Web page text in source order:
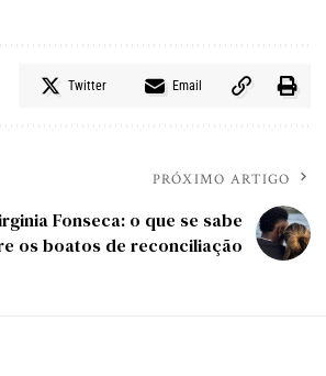
Twitter Email
PRÓXIMO ARTIGO
Fonseca: o que se sabe
os boatos de reconciliação